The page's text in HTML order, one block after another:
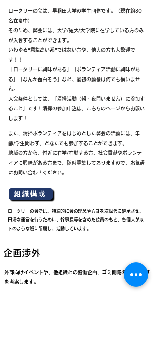
ロータリーの会は、早稲田大学の学生団体です。（現在約80
名在籍中）
そのため、弊会には、大学/短大/大学院に在学している方のみ
が入会することができます。
いわゆる“意識高い系”ではない方や、他大の方も大歓迎で
す！！
「ロータリーに興味がある」「ボランティア活動に興味があ
る」「なんか面白そう」など、 最初の動機は何でも構いませ
ん。
入会条件としては、「清掃活動（朝・夜問いません）に参加す
ること」です！清掃の参加申込は、 こちらのページからお願い
します！
また、清掃ボランティアをはじめとした弊会の活動には、年
齢/学生問わず、どなたでも参加することができます。
地域の方から、付近に在学/在勤する方、社会貢献やボランテ
ィアに興味がある方まで、随時募集しておりますので、お気軽
にお問い合わせください。
組織構成
ロータリーの会では、持続的に会の理念や方針を次世代に継承させ、
円滑な運営を行うために、幹事長等を含めた役員のもと、各個人が以
下のような班に所属し、活動しています。
​企画渉外
外部向けイベントや、他組織との協働企画、ゴミ削減のアプローチ
を考案します。